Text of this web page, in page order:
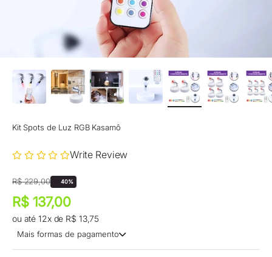
Kit Spots de Luz RGB Kasamô
Write Review
Preço promocional
Preço normal
R$ 229,00 40%
Preço promocional
R$ 137,00
ou até 12x de R$ 13,75
Mais formas de pagamento